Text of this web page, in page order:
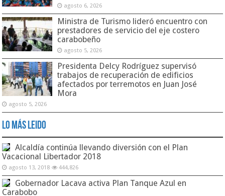
agosto 6, 2026
Ministra de Turismo lideró encuentro con
prestadores de servicio del eje costero
carabobeño
agosto 5, 2026
Presidenta Delcy Rodríguez supervisó
trabajos de recuperación de edificios
afectados por terremotos en Juan José
Mora
agosto 5, 2026
Lo Más Leido
Alcaldía continúa llevando diversión con el Plan
Vacacional Libertador 2018
agosto 13, 2018 444,826
Gobernador Lacava activa Plan Tanque Azul en
Carabobo